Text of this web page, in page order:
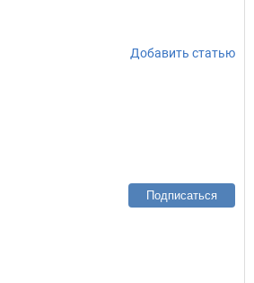
Добавить статью
Подписаться